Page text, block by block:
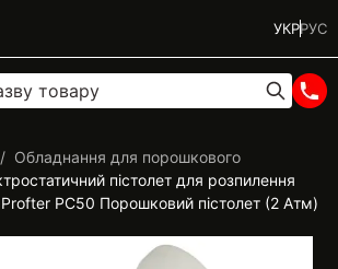
УКРРУС
Обладнання для порошкового
пістолет для розпилення
PC50 Порошковий пістолет (2 Атм)